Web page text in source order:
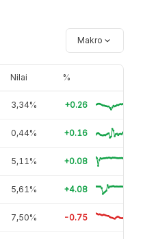
Makro
Nilai %
3,34% +0.26
0,44% +0.16
5,11% +0.08
5,61% +4.08
7,50% -0.75